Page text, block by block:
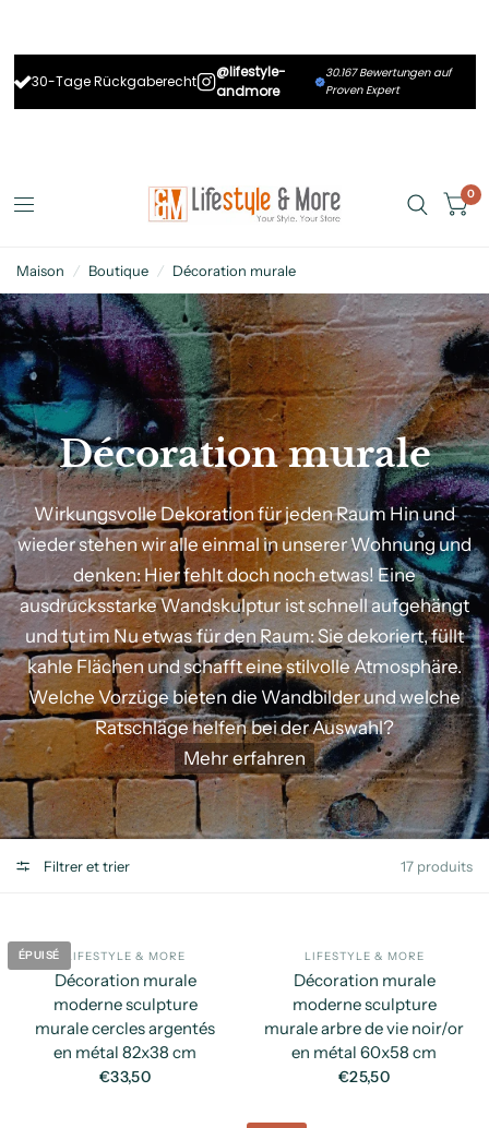
30-Tage Rückgaberecht
@lifestyle-
andmore
30.167 Bewertungen auf
Proven Expert
0
Maison / Boutique / Décoration murale
Décoration murale
WirkungsvolleDekorationfürjedenRaumHinund
wiederstehenwiralleeinmalin unsererWohnung und
denken: Hierfehltdoch nochetwas!Eine
ausdrucksstarkeWandskulptur istschnellaufgehängt
undtut im Nuetwasfürden Raum:Siedekoriert,füllt
kahleFlächen und schaffteinestilvolleAtmosphäre.
Welche Vorzügebieten die Wandbilderundwelche
RatschlägehelfenbeiderAuswahl?
Mehr erfahren
Filtrer et trier 17 produits
ÉPUISÉ APERÇU RAPIDE
LIFESTYLE & MORE
Décoration murale
moderne sculpture
murale cercles argentés
en métal 82x38 cm
€33,50
LIFESTYLE & MORE
Décoration murale
moderne sculpture
murale arbre de vie noir/or
en métal 60x58 cm
€25,50